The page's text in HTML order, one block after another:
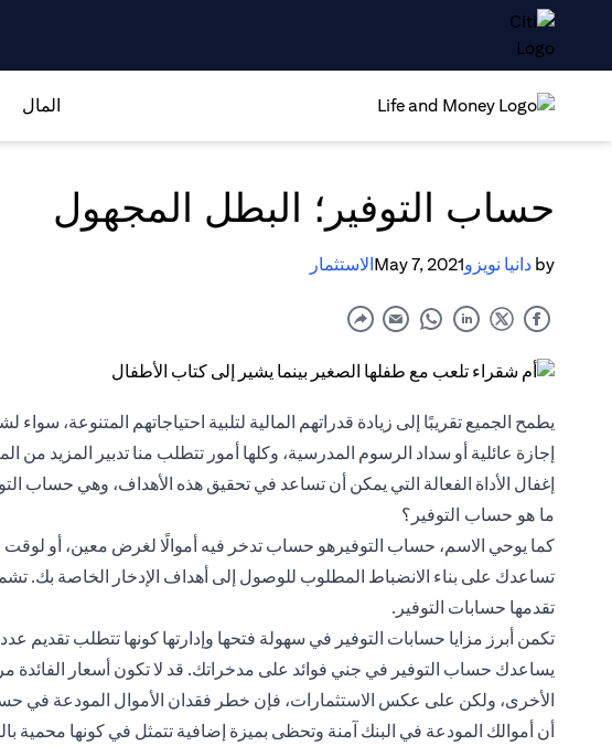
المال
حساب التوفير؛ البطل المجهول
by دانيا نويزوMay 7, 2021الاستثمار
يطمح الجميع تقريبًا إلى زيادة قدراتهم المالية لتلبية احتياجاتهم المتنوعة،
إجازة عائلية أو سداد الرسوم المدرسية، وكلها أمور تتطلب منا تدبير المزيد من
إغفال الأداة الفعالة التي يمكن أن تساعد في تحقيق هذه الأهداف، وهي حساب
ما هو حساب التوفير؟
كما يوحي الاسم، حساب التوفيرهو حساب تدخر فيه أموالًا لغرض معين، أو لوقت
تساعدك على بناء الانضباط المطلوب للوصول إلى أهداف الإدخار الخاصة بك.
تقدمها حسابات التوفير.
تكمن أبرز مزايا حسابات التوفير في سهولة فتحها وإدارتها كونها تتطلب تقديم
يساعدك حساب التوفير في جني فوائد على مدخراتك. قد لا تكون أسعار الفائدة
الأخرى، ولكن على عكس الاستثمارات، فإن خطر فقدان الأموال المودعة في
أن أموالك المودعة في البنك آمنة وتحظى بميزة إضافية تتمثل في كونها محمية